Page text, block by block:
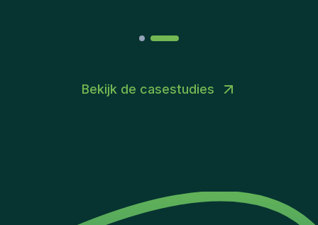
Bekijk de casestudies